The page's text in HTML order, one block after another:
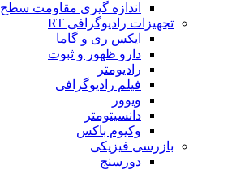
اندازه گیری مقاومت سطح
تجهیزات رادیوگرافی RT
ایکس ری و گاما
دارو ظهور و ثبوت
رادیومتر
فیلم رادیوگرافی
ویوور
دانسیتومتر
وکیوم باکس
بازرسی فیزیکی
دورسنج